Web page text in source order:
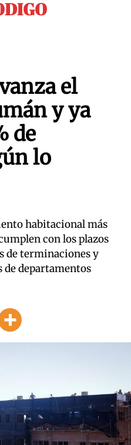
el
y ya
de
lo
habitacional más
con los plazos
de terminaciones y
de departamentos